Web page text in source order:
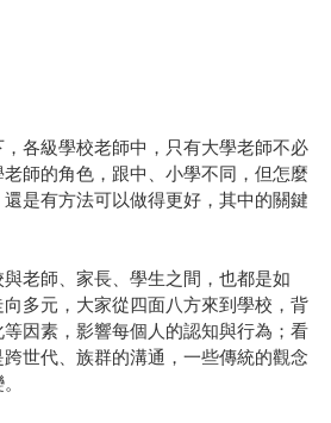
各級學校老師中，只有大學老師不必
師的角色，跟中、小學不同，但怎麼
是有方法可以做得更好，其中的關鍵
老師、家長、學生之間，也都是如
多元，大家從四面八方來到學校，背
因素，影響每個人的認知與行為；看
世代、族群的溝通，一些傳統的觀念